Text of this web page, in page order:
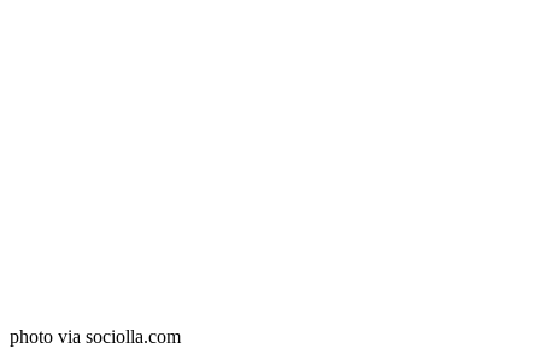
photo via sociolla.com